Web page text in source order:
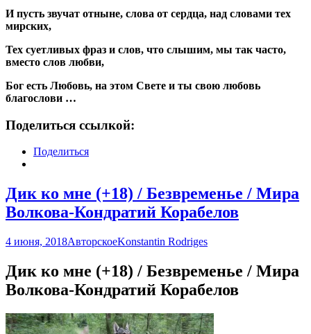
И пусть звучат отныне, слова от сердца, над словами тех
мирских,
Тех суетливых фраз и слов, что слышим, мы так часто,
вместо слов любви,
Бог есть Любовь, на этом Свете и ты свою любовь
благослови …
Поделиться ссылкой:
Поделиться
Дик ко мне (+18) / Безвременье / Мира
Волкова-Кондратий Корабелов
4 июня, 2018АвторскоеKonstantin Rodriges
Дик ко мне (+18) / Безвременье / Мира
Волкова-Кондратий Корабелов